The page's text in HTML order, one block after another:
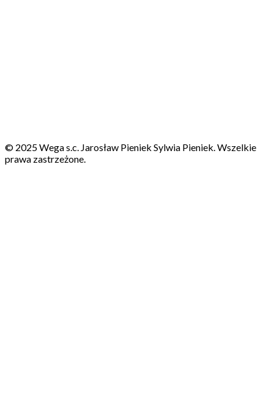
© 2025 Wega s.c. Jarosław Pieniek Sylwia Pieniek. Wszelkie
prawa zastrzeżone.